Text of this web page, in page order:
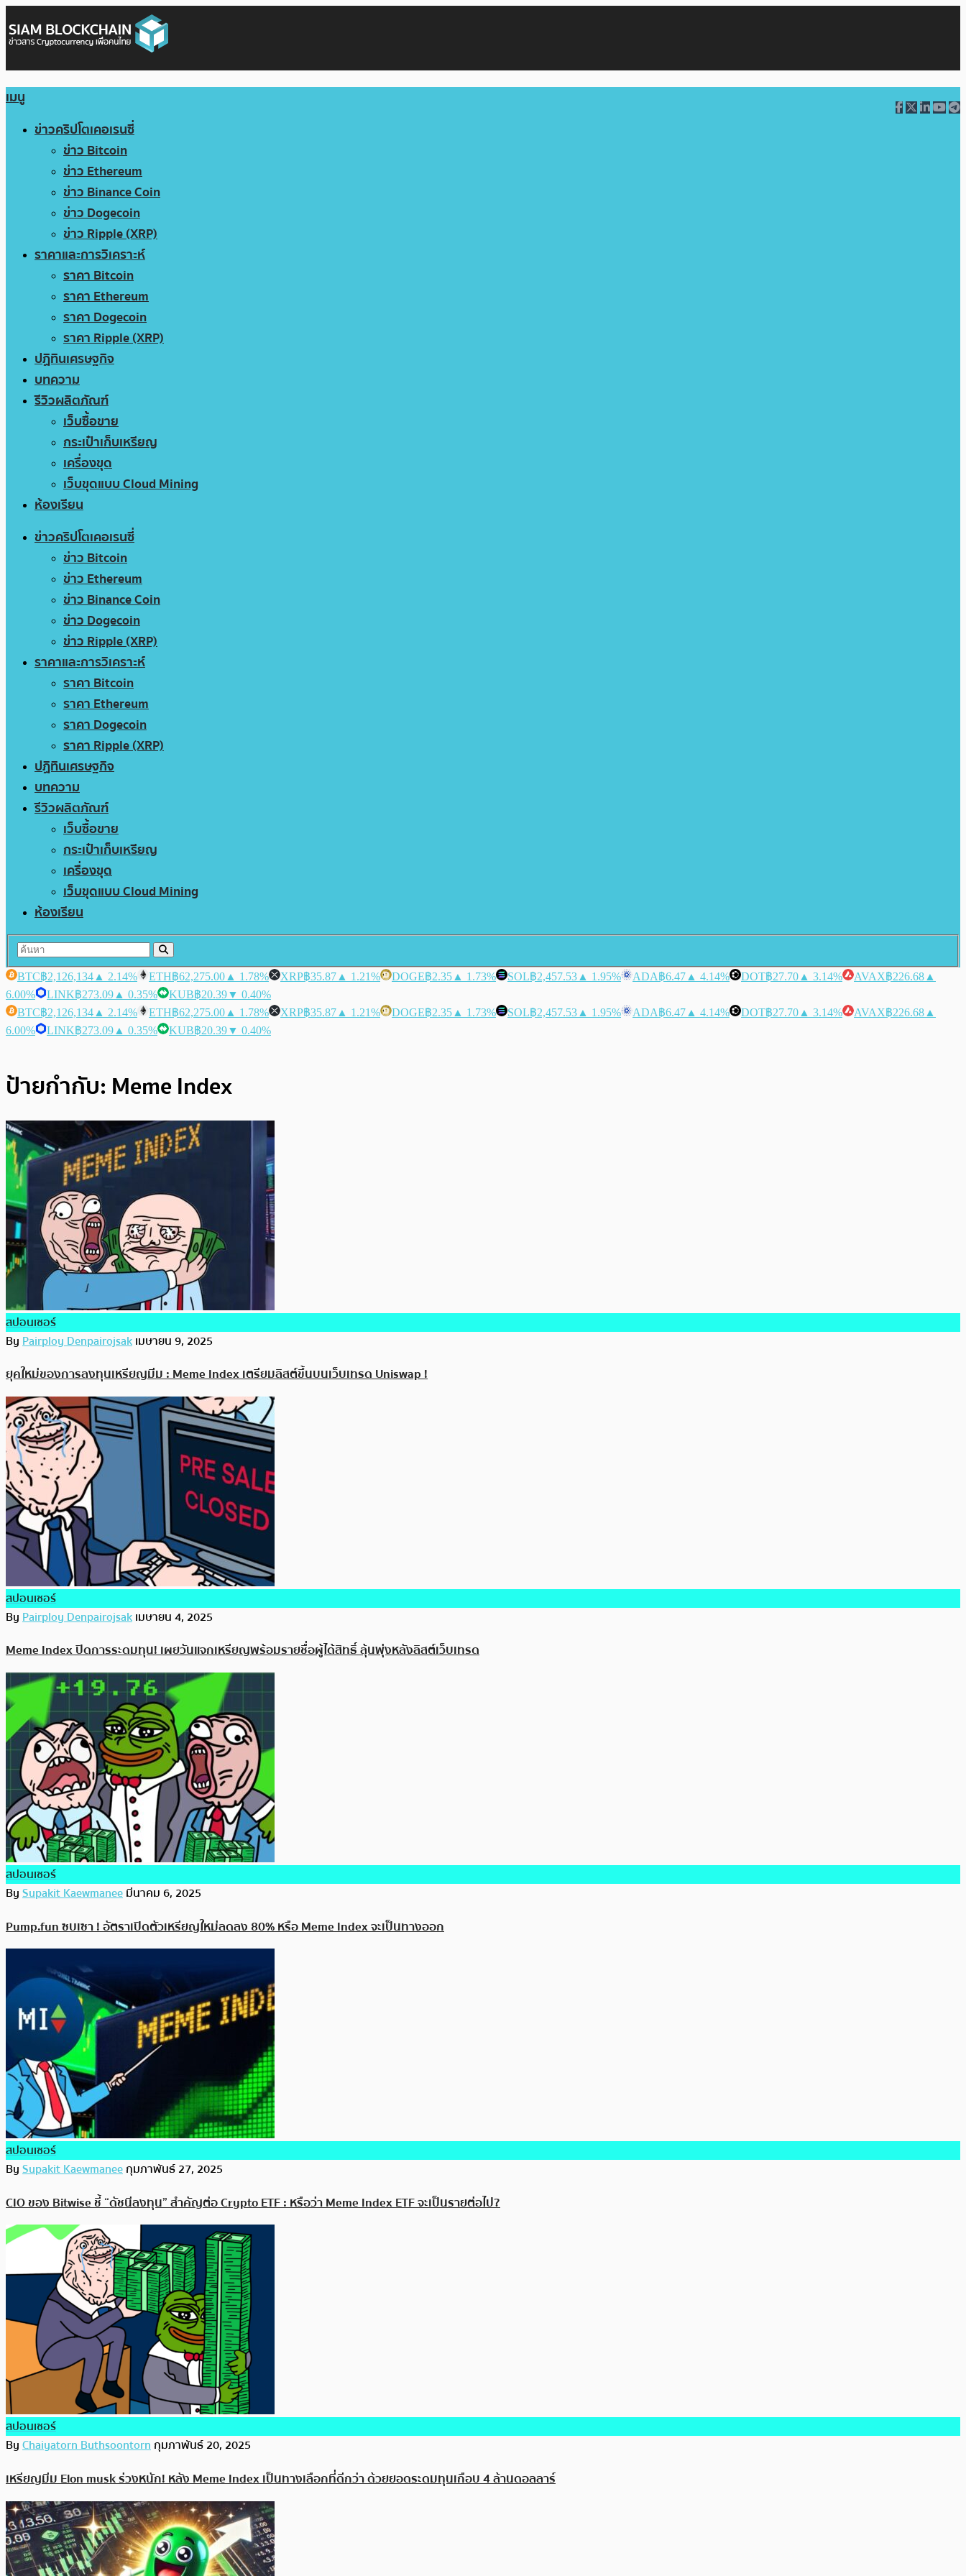
เมนู
ข่าวคริปโตเคอเรนซี่
ข่าว Bitcoin
ข่าว Ethereum
ข่าว Binance Coin
ข่าว Dogecoin
ข่าว Ripple (XRP)
ราคาและการวิเคราะห์
ราคา Bitcoin
ราคา Ethereum
ราคา Dogecoin
ราคา Ripple (XRP)
ปฏิทินเศรษฐกิจ
บทความ
รีวิวผลิตภัณฑ์
เว็บซื้อขาย
กระเป๋าเก็บเหรียญ
เครื่องขุด
เว็บขุดแบบ Cloud Mining
ห้องเรียน
ข่าวคริปโตเคอเรนซี่
ข่าว Bitcoin
ข่าว Ethereum
ข่าว Binance Coin
ข่าว Dogecoin
ข่าว Ripple (XRP)
ราคาและการวิเคราะห์
ราคา Bitcoin
ราคา Ethereum
ราคา Dogecoin
ราคา Ripple (XRP)
ปฏิทินเศรษฐกิจ
บทความ
รีวิวผลิตภัณฑ์
เว็บซื้อขาย
กระเป๋าเก็บเหรียญ
เครื่องขุด
เว็บขุดแบบ Cloud Mining
ห้องเรียน
BTC฿2,126,134 ▲ 2.14% ETH฿62,275.00 ▲ 1.78% XRP฿35.87 ▲ 1.21% DOGE฿2.35 ▲ 1.73% SOL฿2,457.53 ▲ 1.95% ADA฿6.47 ▲ 4.14% DOT฿27.70 ▲ 3.14% AVAX฿226.68 ▲
6.00%
LINK฿273.09 ▲ 0.35% KUB฿20.39▼ 0.40%
BTC฿2,126,134 ▲ 2.14% ETH฿62,275.00 ▲ 1.78% XRP฿35.87 ▲ 1.21% DOGE฿2.35 ▲ 1.73% SOL฿2,457.53 ▲ 1.95% ADA฿6.47 ▲ 4.14% DOT฿27.70 ▲ 3.14% AVAX฿226.68 ▲
6.00%
LINK฿273.09 ▲ 0.35% KUB฿20.39▼ 0.40%
ป้ายกำกับ: Meme Index
สปอนเซอร์
ByPairploy Denpairojsakเมษายน 9, 2025
ยุคใหม่ของการลงทุนเหรียญมีม : Meme Index เตรียมลิสต์ขึ้นบนเว็บเทรด Uniswap !
สปอนเซอร์
ByPairploy Denpairojsakเมษายน 4, 2025
Meme Index ปิดการระดมทุน! เผยวันแจกเหรียญพร้อมรายชื่อผู้ได้สิทธิ์ ลุ้นพุ่งหลังลิสต์เว็บเทรด
สปอนเซอร์
BySupakit Kaewmaneeมีนาคม 6, 2025
Pump.fun ซบเซา ! อัตราเปิดตัวเหรียญใหม่ลดลง 80% หรือ Meme Index จะเป็นทางออก
สปอนเซอร์
BySupakit Kaewmaneeกุมภาพันธ์ 27, 2025
CIO ของ Bitwise ชี้ “ดัชนีลงทุน” สำคัญต่อ Crypto ETF : หรือว่า Meme Index ETF จะเป็นรายต่อไป?
สปอนเซอร์
ByChaiyatorn Buthsoontornกุมภาพันธ์ 20, 2025
เหรียญมีม Elon musk ร่วงหนัก! หลัง Meme Index เป็นทางเลือกที่ดีกว่า ด้วยยอดระดมทุนเกือบ 4 ล้านดอลลาร์